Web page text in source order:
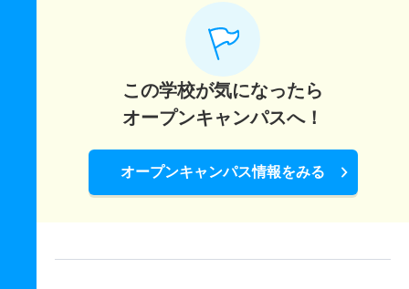
この学校が気になったら
オープンキャンパスへ！
オープンキャンパス情報をみる